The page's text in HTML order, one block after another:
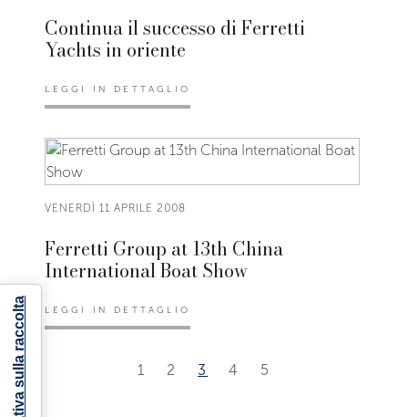
Continua il successo di Ferretti
Yachts in oriente
LEGGI IN DETTAGLIO
VENERDÌ 11 APRILE 2008
Ferretti Group at 13th China
International Boat Show
LEGGI IN DETTAGLIO
1 2 3 4 5
Informativa sulla raccolta